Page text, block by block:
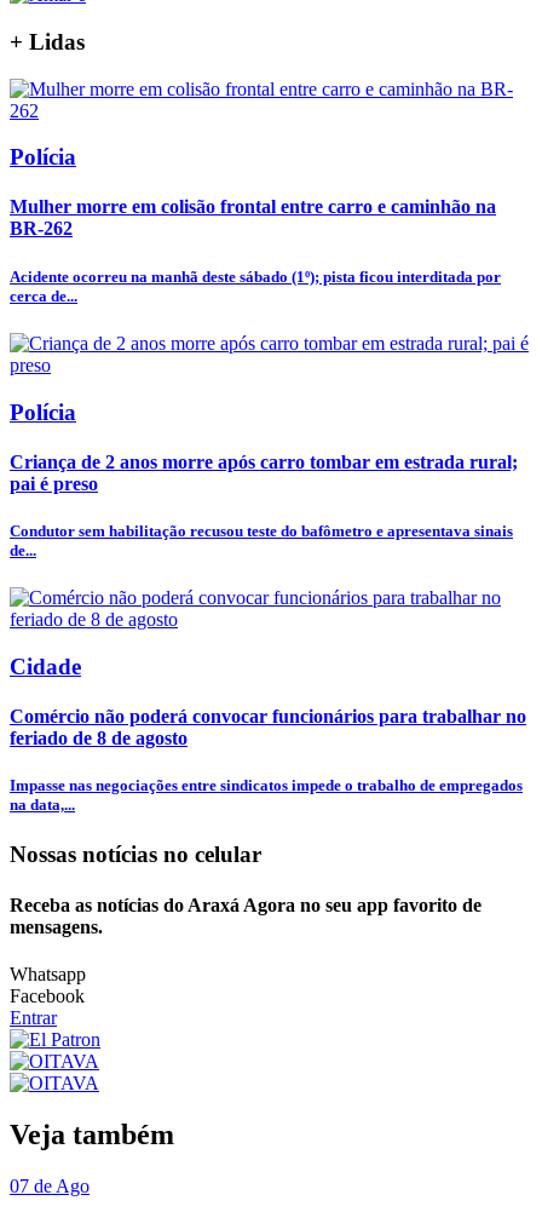
+ Lidas
Polícia
Mulher morre em colisão frontal entre carro e caminhão na
BR-262
Acidente ocorreu na manhã deste sábado (1º); pista ficou interditada por
cerca de...
Polícia
Criança de 2 anos morre após carro tombar em estrada rural;
pai é preso
Condutor sem habilitação recusou teste do bafômetro e apresentava sinais
de...
Cidade
Comércio não poderá convocar funcionários para trabalhar no
feriado de 8 de agosto
Impasse nas negociações entre sindicatos impede o trabalho de empregados
na data,...
Nossas notícias no celular
Receba as notícias do Araxá Agora no seu app favorito de
mensagens.
Whatsapp
Facebook
Entrar
Veja também
07 de Ago